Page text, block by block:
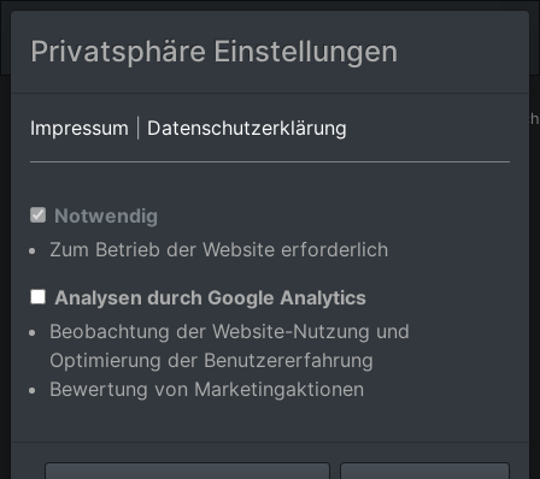
Geiselhöring Bayern Geiselhöring/Hadersbach
Luftbildalbum von
Geiselhöring/Greißing in
Bayern, Deutschland
Privatsphäre Einstellungen
Impressum Datenschutzerklärung
Notwendig
Zum Betrieb der Website erforderlich
Analysen durch Google Analytics
Beobachtung der Website-Nutzung und
Optimierung der Benutzererfahrung
Bewertung von Marketingaktionen